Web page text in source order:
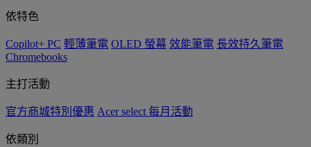
依特色
Copilot+ PC 輕薄筆電 OLED 螢幕 效能筆電 長效持久筆電
Chromebooks
主打活動
官方商城特別優惠 Acer select 每月活動
依類別